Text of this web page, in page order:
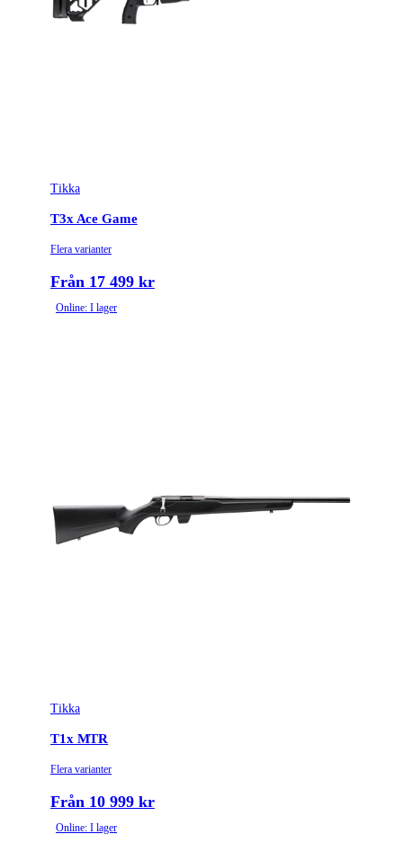
Tikka
T3x Ace Game
Flera varianter
Från 17 499 kr
Online: I lager
Tikka
T1x MTR
Flera varianter
Från 10 999 kr
Online: I lager